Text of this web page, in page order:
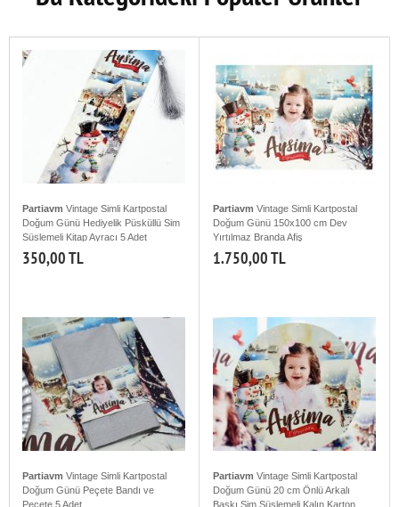
Partiavm Vintage Simli Kartpostal
Doğum Günü Hediyelik Püsküllü Sim
Süslemeli Kitap Ayracı 5 Adet
350,00 TL
Partiavm Vintage Simli Kartpostal
Doğum Günü 150x100 cm Dev
Yırtılmaz Branda Afiş
1.750,00 TL
Partiavm Vintage Simli Kartpostal
Doğum Günü Peçete Bandı ve
Peçete 5 Adet
Partiavm Vintage Simli Kartpostal
Doğum Günü 20 cm Önlü Arkalı
Baskı Sim Süslemeli Kalın Karton